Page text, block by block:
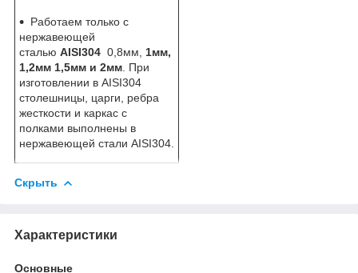
Работаем только с
нержавеющей
сталью AISI304 0,8мм, 1мм,
1,2мм 1,5мм и 2мм . При
изготовлении в AISI304
столешницы, царги, ребра
жесткости и каркас с
полками выполнены в
нержавеющей стали AISI304.
Скрыть
Характеристики
Основные